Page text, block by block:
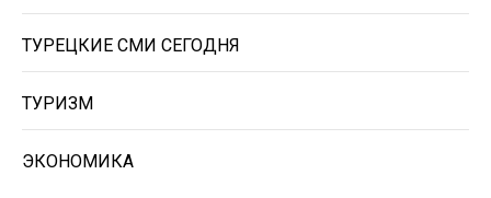
ТУРЕЦКИЕ СМИ СЕГОДНЯ
ТУРИЗМ
ЭКОНОМИКА